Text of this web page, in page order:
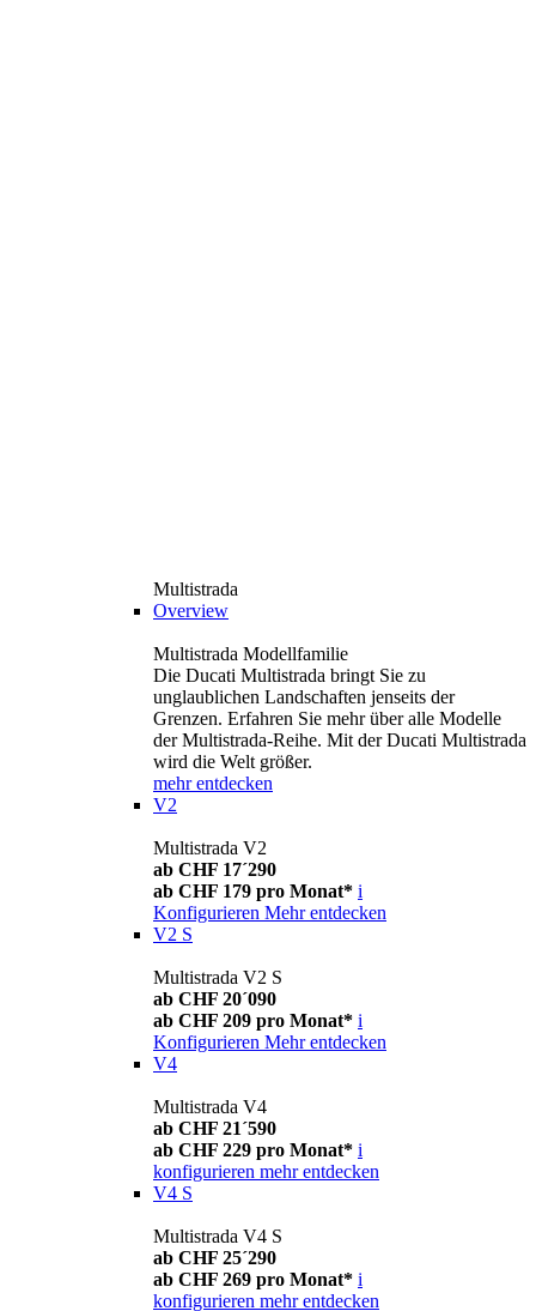
Multistrada
Overview
Multistrada Modellfamilie
Die Ducati Multistrada bringt Sie zu
unglaublichen Landschaften jenseits der
Grenzen. Erfahren Sie mehr über alle Modelle
der Multistrada-Reihe. Mit der Ducati Multistrada
wird die Welt größer.
mehr entdecken
V2
Multistrada V2
ab CHF 17´290
ab CHF 179 pro Monat* i
Konfigurieren Mehr entdecken
V2 S
Multistrada V2 S
ab CHF 20´090
ab CHF 209 pro Monat* i
Konfigurieren Mehr entdecken
V4
Multistrada V4
ab CHF 21´590
ab CHF 229 pro Monat* i
konfigurieren mehr entdecken
V4 S
Multistrada V4 S
ab CHF 25´290
ab CHF 269 pro Monat* i
konfigurieren mehr entdecken